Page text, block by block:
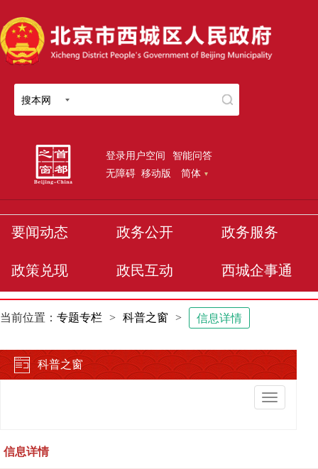
搜本网
登录用户空间 智能问答
无障碍 移动版 简体
要闻动态 政务公开 政务服务
政策兑现 政民互动 西城企事通
当前位置： 专题专栏 > 科普之窗 > 信息详情
科普之窗
切
换
信息详情